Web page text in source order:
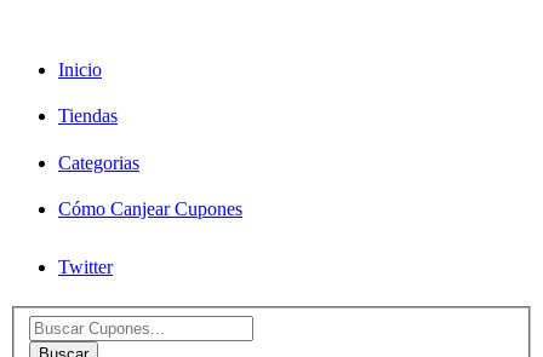
Inicio
Tiendas
Categorias
Cómo Canjear Cupones
Twitter
Search
for: